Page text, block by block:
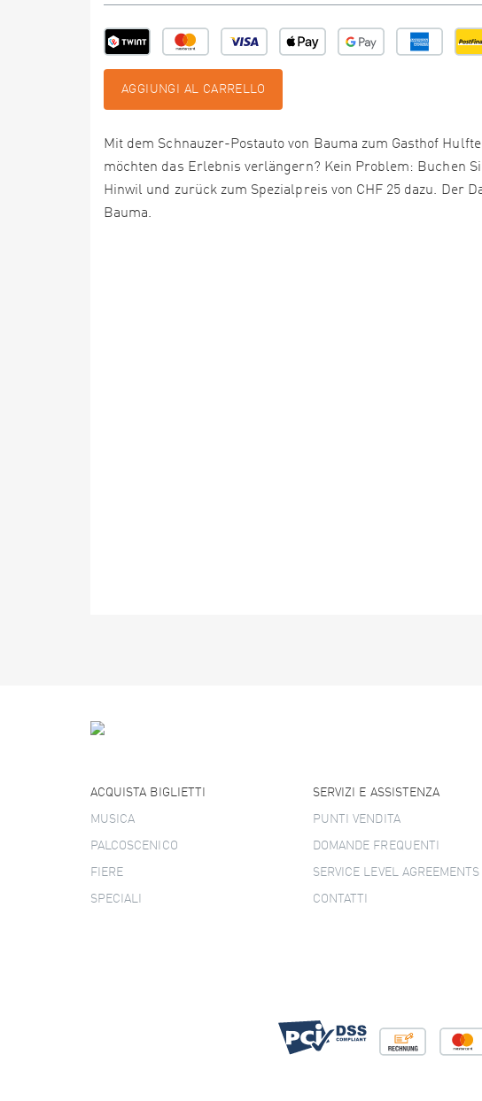
AGGIUNGI AL CARRELLO
Mit dem Schnauzer-Postauto von Bauma zum Gasthof
möchten das Erlebnis verlängern? Kein Problem: Buchen
Hinwil und zurück zum Spezialpreis von CHF 25 dazu. Der
Bauma.
ACQUISTA BIGLIETTI
MUSICA
PALCOSCENICO
FIERE
SPECIALI
SERVIZI E ASSISTENZA
PUNTI VENDITA
DOMANDE FREQUENTI
SERVICE LEVEL AGREEMENTS
CONTATTI